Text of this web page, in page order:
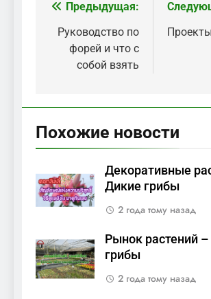
Навигация
по
записям
Предыдущая:
Руководство по
форей и что с
собой взять
Проекты
Похожие новости
Декоративные
Дикие грибы
2 года тому назад
Рынок растений
грибы
2 года тому назад